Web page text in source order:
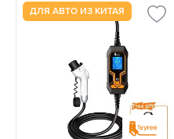
ДЛЯ АВТО ИЗ КИТАЯ